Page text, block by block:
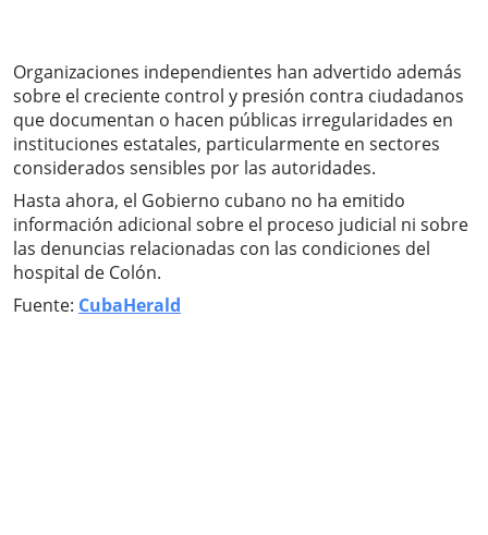
Organizaciones independientes han advertido además
sobre el creciente control y presión contra ciudadanos
que documentan o hacen públicas irregularidades en
instituciones estatales, particularmente en sectores
considerados sensibles por las autoridades.
Hasta ahora, el Gobierno cubano no ha emitido
información adicional sobre el proceso judicial ni sobre
las denuncias relacionadas con las condiciones del
hospital de Colón.
Fuente: CubaHerald